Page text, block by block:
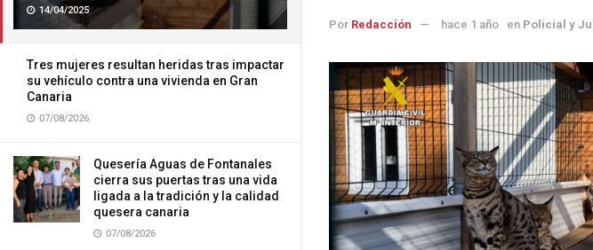
14/04/2025
Tres mujeres resultan heridas tras impactar
su vehículo contra una vivienda en Gran
Canaria
07/08/2026
Quesería Aguas de Fontanales
cierra sus puertas tras una vida
ligada a la tradición y la calidad
quesera canaria
07/08/2026
Por Redacción hace 1 año en Policial y